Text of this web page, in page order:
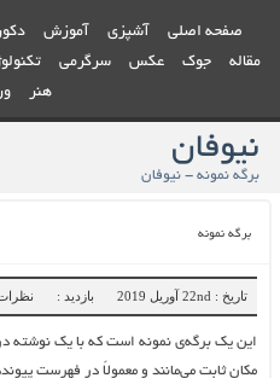
صفحه اصلی آشپزی آموزش
مقاله
جوک عکس سرگرمی
هنر
نیوفان
برگه نمونه - نیوفان
برگه نمونه
تاریخ : 22nd آوریل 2019 بازدید :
این یک برگه‌ی نمونه است که با یک نوشته
مکان ثابت می‌مانند و معمولاً در فهرست